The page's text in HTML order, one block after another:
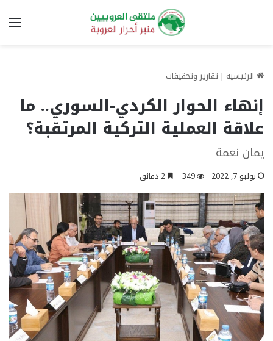
الرئيسية | تقارير وتحقيقات
إنهاء الحوار الكردي-السوري.. ما
علاقة العملية التركية المرتقبة؟
يمان نعمة
يوليو 7, 2022 349